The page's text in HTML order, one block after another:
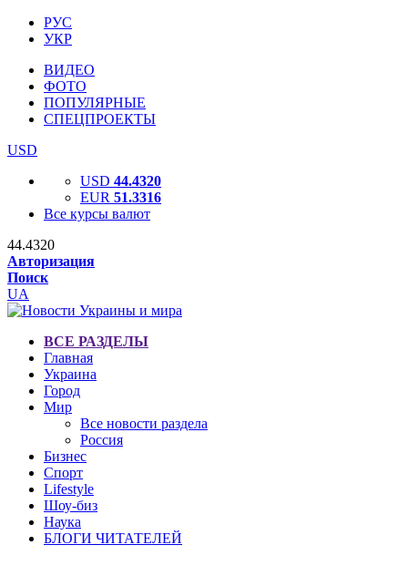
РУС
УКР
ВИДЕО
ФОТО
ПОПУЛЯРНЫЕ
СПЕЦПРОЕКТЫ
USD
USD 44.4320
EUR 51.3316
Все курсы валют
44.4320
Авторизация
Поиск
UA
ВСЕ РАЗДЕЛЫ
Главная
Украина
Город
Мир
Все новости раздела
Россия
Бизнес
Спорт
Lifestyle
Шоу-биз
Наука
БЛОГИ ЧИТАТЕЛЕЙ